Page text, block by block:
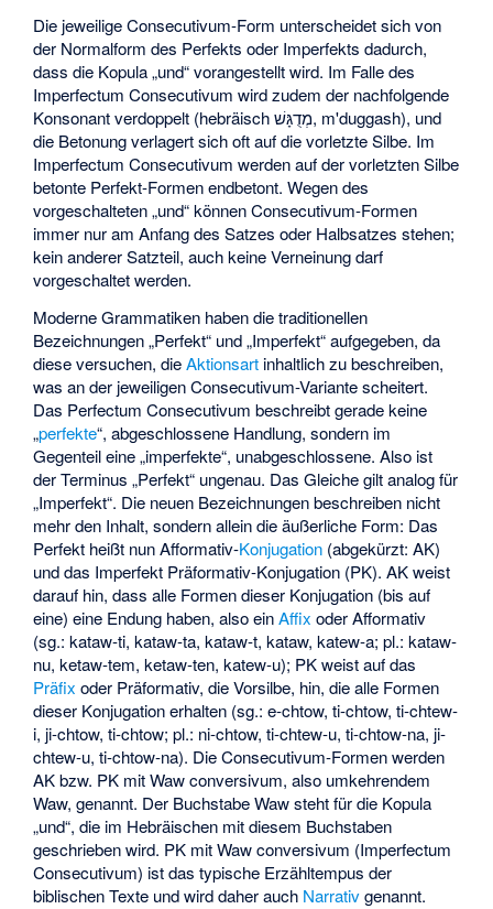
Die jeweilige Consecutivum-Form unterscheidet sich von
der Normalform des Perfekts oder Imperfekts dadurch,
dass die Kopula „und“ vorangestellt wird. Im Falle des
Imperfectum Consecutivum wird zudem der nachfolgende
Konsonant verdoppelt (hebräisch מְדֻגָּשׁ, m'duggash), und
die Betonung verlagert sich oft auf die vorletzte Silbe. Im
Imperfectum Consecutivum werden auf der vorletzten Silbe
betonte Perfekt-Formen endbetont. Wegen des
vorgeschalteten „und“ können Consecutivum-Formen
immer nur am Anfang des Satzes oder Halbsatzes stehen;
kein anderer Satzteil, auch keine Verneinung darf
vorgeschaltet werden.
Moderne Grammatiken haben die traditionellen
Bezeichnungen „Perfekt“ und „Imperfekt“ aufgegeben, da
diese versuchen, dieAktionsart inhaltlich zu beschreiben,
was an der jeweiligen Consecutivum-Variante scheitert.
Das Perfectum Consecutivum beschreibt gerade keine
„perfekte“, abgeschlossene Handlung, sondern im
Gegenteil eine „imperfekte“, unabgeschlossene. Also ist
der Terminus „Perfekt“ ungenau. Das Gleiche gilt analog für
„Imperfekt“. Die neuen Bezeichnungen beschreiben nicht
mehr den Inhalt, sondern allein die äußerliche Form: Das
Perfekt heißt nunAfformativ-Konjugation (abgekürzt: AK)
und das Imperfekt Präformativ-Konjugation (PK). AK weist
darauf hin, dass alle Formen dieser Konjugation (bis auf
eine) eine Endung haben, also einAffix oder Afformativ
(sg.: kataw-ti, kataw-ta, kataw-t, kataw, katew-a; pl.: kataw-
nu, ketaw-tem, ketaw-ten, katew-u); PK weist auf das
Präfix oder Präformativ, die Vorsilbe, hin, die alle Formen
dieser Konjugation erhalten (sg.: e-chtow, ti-chtow, ti-chtew-
i, ji-chtow, ti-chtow; pl.: ni-chtow, ti-chtew-u, ti-chtow-na, ji-
chtew-u, ti-chtow-na). Die Consecutivum-Formen werden
AK bzw. PK mit Waw conversivum, also umkehrendem
Waw, genannt. Der Buchstabe Waw steht für die Kopula
„und“, die im Hebräischen mit diesem Buchstaben
geschrieben wird. PK mit Waw conversivum (Imperfectum
Consecutivum) ist das typische Erzähltempus der
biblischen Texte und wird daher auch Narrativgenannt.